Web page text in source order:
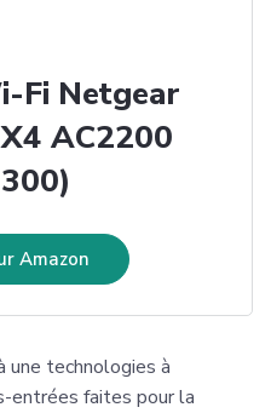
Fi Netgear
AC2200
Amazon
une technologies à
faites pour la